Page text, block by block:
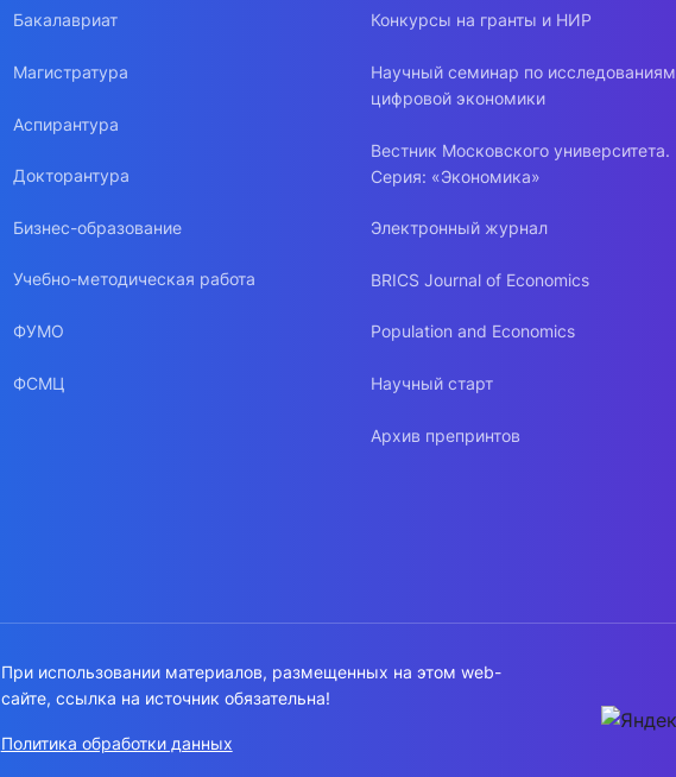
Бакалавриат
Магистратура
Аспирантура
Докторантура
Бизнес-образование
Учебно-методическая работа
ФУМО
ФСМЦ
Конкурсы на гранты и НИР
Научный семинар по исследованиям
цифровой экономики
Вестник Московского университета.
Серия: «Экономика»
Электронный журнал
BRICS Journal of Economics
Population and Economics
Научный старт
Архив препринтов
При использовании материалов, размещенных на этом web-
сайте, ссылка на источник обязательна!
Политика обработки данных